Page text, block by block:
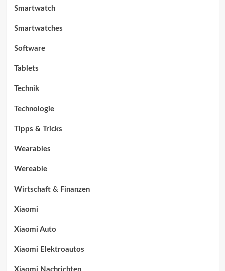
Smartwatch
Smartwatches
Software
Tablets
Technik
Technologie
Tipps & Tricks
Wearables
Wereable
Wirtschaft & Finanzen
Xiaomi
Xiaomi Auto
Xiaomi Elektroautos